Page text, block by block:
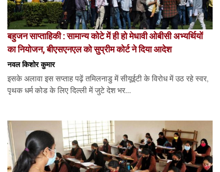
बहुजन साप्ताहिकी : सामान्य कोटे में ही हो मेधावी ओबीसी अभ्यर्थियों
का नियोजन, बीएसएनएल को सुप्रीम कोर्ट ने दिया आदेश
नवल किशोर कुमार
इसके अलावा इस सप्ताह पढ़ें तमिलनाडु में सीयूईटी के विरोध में उठ रहे स्वर,
पृथक धर्म कोड के लिए दिल्ली में जुटे देश भर...